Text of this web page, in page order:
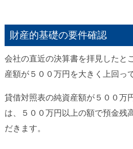
財産的基礎の要件確認
会社の直近の決算書を拝見した
産額が５００万円を大きく上回っ
貸借対照表の純資産額が５００万
は、５００万円以上の額で預金残
だきます。